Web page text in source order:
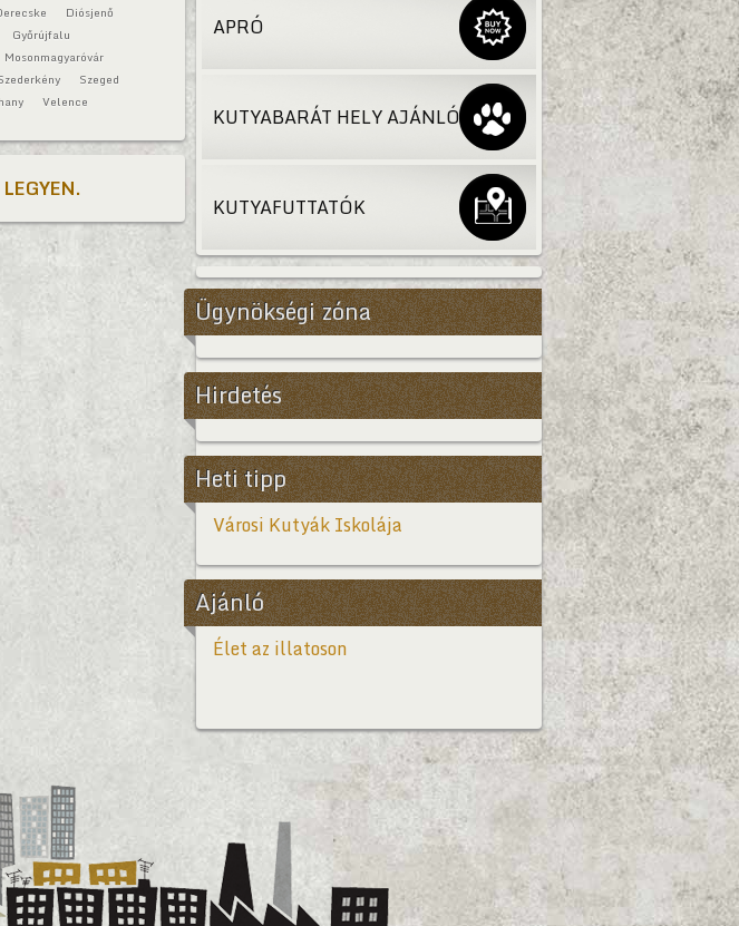
Diósjenő
Győrújfalu
Mosonmagyaróvár
Szeged
Velence
APRÓ
KUTYABARÁT HELY AJÁNLÓ
KUTYAFUTTATÓK
Ügynökségi zóna
Hirdetés
Heti tipp
Városi Kutyák Iskolája
Ajánló
Élet az illatoson